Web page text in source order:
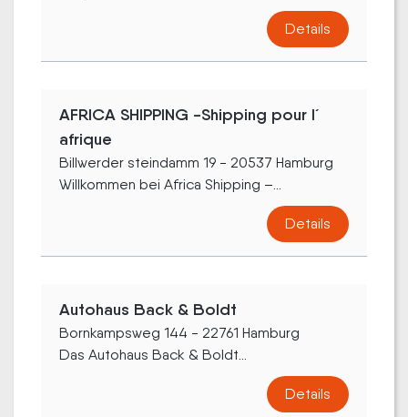
Details
AFRICA SHIPPING -Shipping pour l´
afrique
Billwerder steindamm 19 - 20537 Hamburg
Willkommen bei Africa Shipping –...
Details
Autohaus Back & Boldt
Bornkampsweg 144 - 22761 Hamburg
Das Autohaus Back & Boldt...
Details